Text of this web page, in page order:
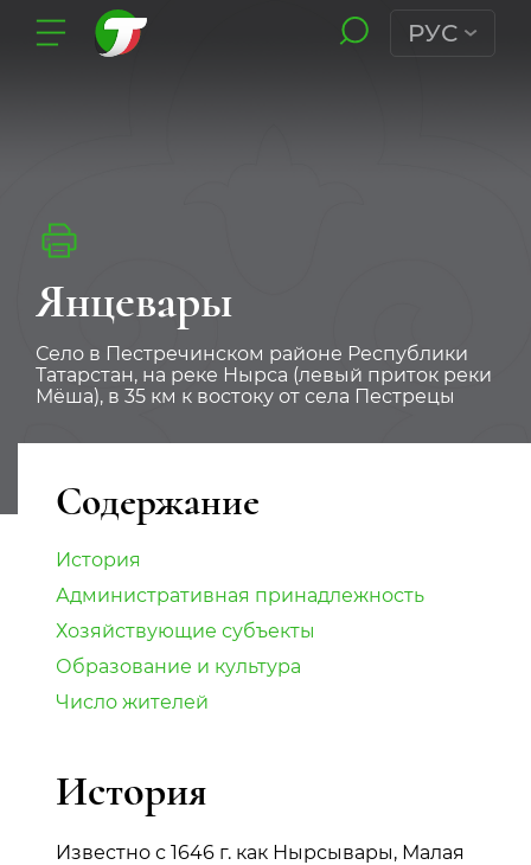
РУС
Янцевары
Село в Пестречинском районе Республики
Татарстан, на реке Нырса (левый приток реки
Мёша), в 35 км к востоку от села Пестрецы
Содержание
История
Административная принадлежность
Хозяйствующие субъекты
Образование и культура
Число жителей
История
Известно с 1646 г. как Нырсывары, Малая